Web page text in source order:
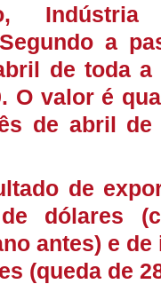
a
de toda
O valor é
de abril de
de
dólares
antes) e
(queda de